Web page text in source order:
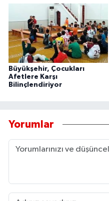
Büyükşehir, Çocukları
Afetlere Karşı
Bilinçlendiriyor
Yorumlar